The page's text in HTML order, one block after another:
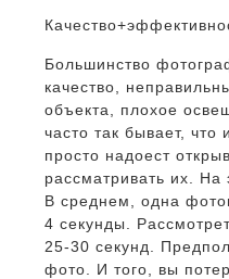
Большинство
качество,
объекта, плохое
часто так бывает,
просто надоест
рассматривать их. На
В среднем, одна
4 секунды.
25-30 секунд.
фото. И того, вы